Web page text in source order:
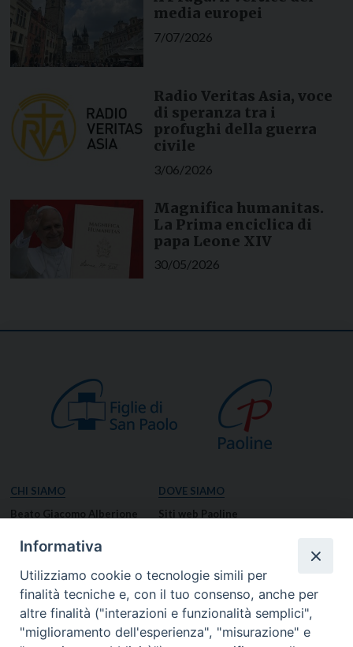
media europei
7/07/2026
Radio Veritas Asia, voce
di speranza tra i
profughi della guerra
civile
3/06/2026
Magnifica humanitas.
La Prima enciclica di
papa Leone XIV
30/05/2026
CHI SIAMO
Beato Giacomo Alberione
Missione Paolina
Luoghi delle Origini
Governo Generale
DOVE SIAMO
Siti web Paoline
Notizie dal governo generale
Notizie in breve
RISORSE
Informativa
Utilizziamo cookie o tecnologie simili per
finalità tecniche e, con il tuo consenso, anche per
altre finalità ("interazioni e funzionalità semplici",
"miglioramento dell'esperienza", "misurazione" e